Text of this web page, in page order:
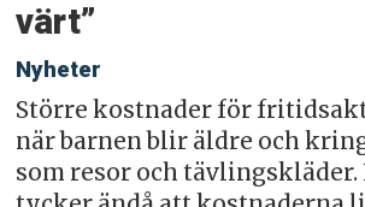
värt”
Nyheter
Större kostnader för
när barnen blir äldre och
som resor och